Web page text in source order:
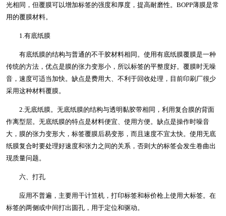
光相同，但覆膜可以增加标签的强度和厚度，提高耐磨性。BOPP薄膜是常
用的覆膜材料。
1.有底纸膜
有底纸膜的结构与普通的不干胶材料相同。使用有底纸膜覆膜是一种
传统的方法，优点是膜的张力变形小，所以标签的平整度好。覆膜时无噪
音，速度可适当加快。缺点是费用大、不利于回收处理，目前印刷厂很少
采用这种材料覆膜。
2.无底纸膜。无底纸膜的结构与透明黏胶带相同，利用复合膜的背面
作离型层。无底纸膜的特点是材料便宜、使用方便。缺点是操作时噪音
大，膜的张力变形大，标签覆膜后易变形，而且速度不宜太快。使用无底
纸膜复合时要处理好速度和张力之间的关系，否则大的标签会发生卷曲出
现质量问题。
六、打孔
应用不普遍，主要用干计笪机，打印标签和标价枪上使用大标签。在
标签的两侧或中间打出圆孔，用于定位和驱动。